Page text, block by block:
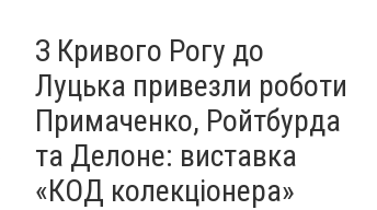
З Кривого Рогу до
Луцька привезли роботи
Примаченко, Ройтбурда
та Делоне: виставка
«КОД колекціонера»